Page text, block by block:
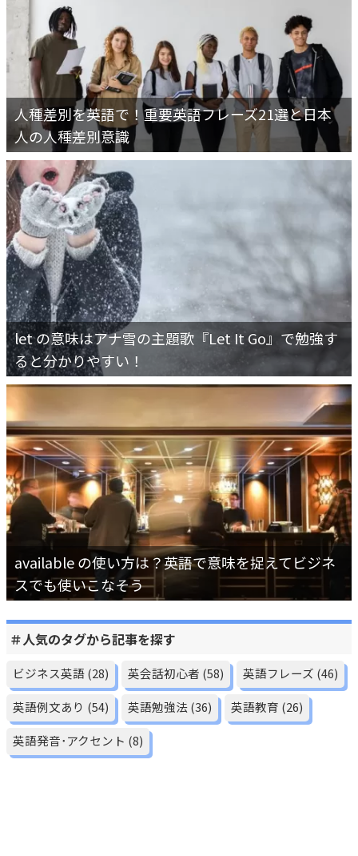
人種差別を英語で！重要英語フレーズ21選と日本
人の人種差別意識
let の意味はアナ雪の主題歌『Let It Go』で勉強す
ると分かりやすい！
available の使い方は？英語で意味を捉えてビジネ
スでも使いこなそう
＃人気のタグから記事を探す
ビジネス英語(28) 英会話初心者 (58) 英語フレーズ (46)
英語例文あり (54) 英語勉強法(36) 英語教育 (26)
英語発音･アクセント (8)